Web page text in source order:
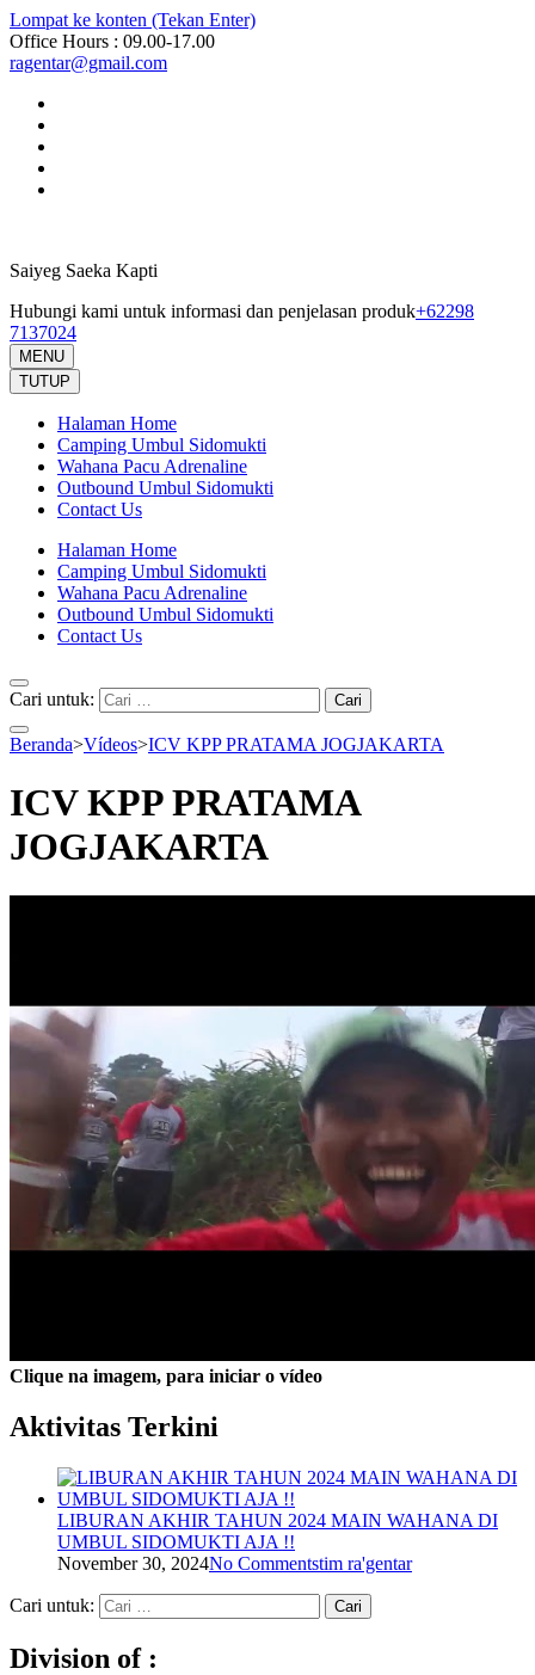
Lompat ke konten (Tekan Enter)
Office Hours : 09.00-17.00
ragentar@gmail.com
Saiyeg Saeka Kapti
Hubungi kami untuk informasi dan penjelasan produk+62298
7137024
MENU
TUTUP
Halaman Home
Camping Umbul Sidomukti
Wahana Pacu Adrenaline
Outbound Umbul Sidomukti
Contact Us
Halaman Home
Camping Umbul Sidomukti
Wahana Pacu Adrenaline
Outbound Umbul Sidomukti
Contact Us
Cari untuk:
Beranda>Vídeos>ICV KPP PRATAMA JOGJAKARTA
ICV KPP PRATAMA
JOGJAKARTA
Clique na imagem, para iniciar o vídeo
Aktivitas Terkini
LIBURAN AKHIR TAHUN 2024 MAIN WAHANA DI
UMBUL SIDOMUKTI AJA !!
November 30, 2024No Commentstim ra'gentar
Cari untuk:
Division of :